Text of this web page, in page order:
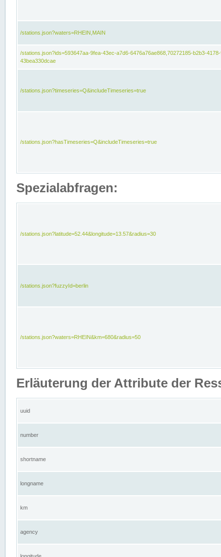
/stations.json?waters=RHEIN,MAIN
/stations.json?ids=593647aa-9fea-43ec-a7d6-6476a76ae868,70272185-b2b3-
43bea330dcae
/stations.json?timeseries=Q&includeTimeseries=true
/stations.json?hasTimeseries=Q&includeTimeseries=true
Spezialabfragen:
/stations.json?latitude=52.44&longitude=13.57&radius=30
/stations.json?fuzzyId=berlin
/stations.json?waters=RHEIN&km=680&radius=50
Erläuterung der Attribute der
uuid
number
shortname
longname
km
agency